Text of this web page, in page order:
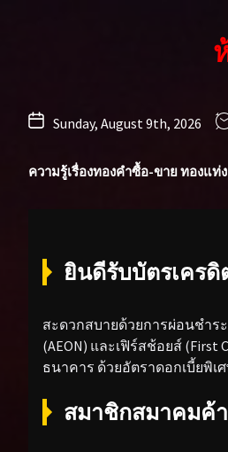
Sunday, August 9th, 2026
ความรู้เรื่องทองคำซื้อ-ขาย ทองแท่ง
ยินดีรับบัตรเคร
สะดวกสบายด้วยการผ่อนชำ
(AEON) และเฟิร์สช้อยส์ (First
ธนาคาร ด้วยอัตราดอกเบี้ยพิเ
สมาชิกสมาคมค้